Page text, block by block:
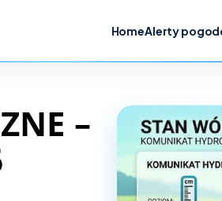
HomeAlerty
–